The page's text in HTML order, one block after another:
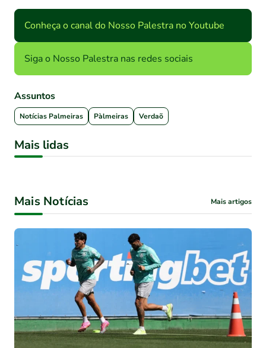
Conheça o canal do Nosso Palestra no Youtube
Siga o Nosso Palestra nas redes sociais
Assuntos
Notícias Palmeiras Pàlmeiras Verdaõ
Mais lidas
Mais Notícias Mais artigos